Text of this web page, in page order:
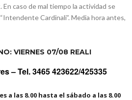
una campaña de recolección de
a los niños en su día
viernes arranca el Clausura con agenda
caso de mal tiempo la actividad se
Cardinali”. Media hora antes,
VIERNES 07/08 REALI
–Tel. 3465 423622/425335
a las 8.00 hasta el sábado a las 8.00